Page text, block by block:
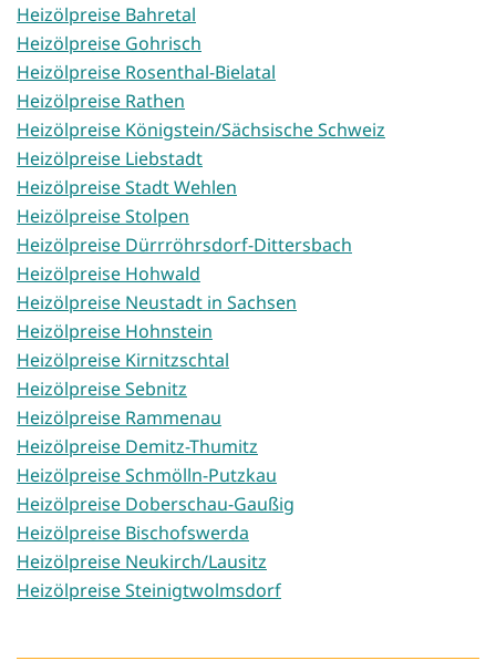
Heizölpreise Bahretal
Heizölpreise Gohrisch
Heizölpreise Rosenthal-Bielatal
Heizölpreise Rathen
Heizölpreise Königstein/Sächsische Schweiz
Heizölpreise Liebstadt
Heizölpreise Stadt Wehlen
Heizölpreise Stolpen
Heizölpreise Dürrröhrsdorf-Dittersbach
Heizölpreise Hohwald
Heizölpreise Neustadt in Sachsen
Heizölpreise Hohnstein
Heizölpreise Kirnitzschtal
Heizölpreise Sebnitz
Heizölpreise Rammenau
Heizölpreise Demitz-Thumitz
Heizölpreise Schmölln-Putzkau
Heizölpreise Doberschau-Gaußig
Heizölpreise Bischofswerda
Heizölpreise Neukirch/Lausitz
Heizölpreise Steinigtwolmsdorf